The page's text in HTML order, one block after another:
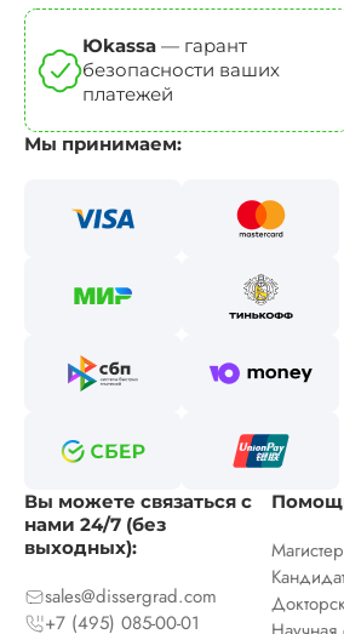
Юkassa — гарант
безопасности ваших
платежей
Мы принимаем:
Вы можете связаться с
нами 24/7 (без
выходных):
sales@dissergrad.com
+7 (495) 085-00-01